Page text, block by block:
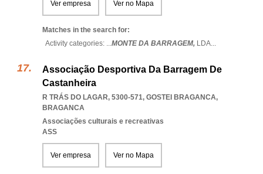
Ver empresa Ver no Mapa
Matches in the search for:
Activity categories: ...MONTE DA BARRAGEM, LDA...
Associação Desportiva Da Barragem De
Castanheira
R TRÁS DO LAGAR, 5300-571, GOSTEI BRAGANCA,
BRAGANCA
Associações culturais e recreativas
ASS
Ver empresa Ver no Mapa